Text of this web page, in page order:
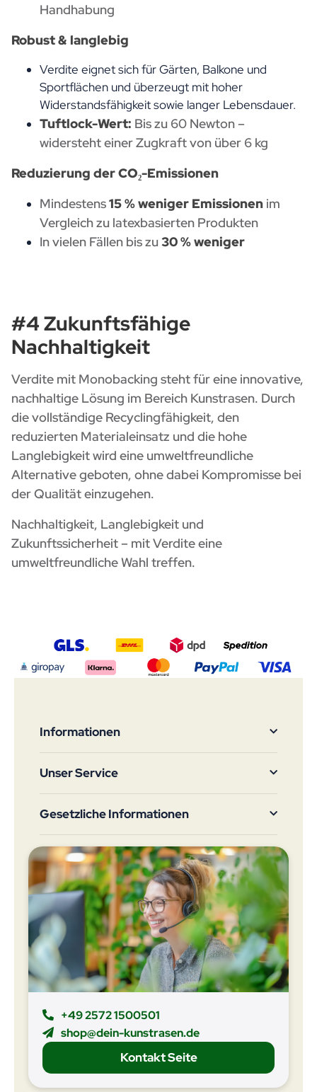
Handhabung
Robust & langlebig
Verdite eignet sich für Gärten, Balkone und
Sportflächen und überzeugt mit hoher
Widerstandsfähigkeit sowie langer Lebensdauer.
Tuftlock-Wert: Bis zu 60 Newton –
widersteht einer Zugkraft von über 6 kg
Reduzierung der CO₂-Emissionen
Mindestens15 % weniger Emissionen im
Vergleich zu latexbasierten Produkten
In vielen Fällen bis zu 30 % weniger
#4 Zukunftsfähige
Nachhaltigkeit
Verdite mit Monobacking steht für eine innovative,
nachhaltige Lösung im Bereich Kunstrasen. Durch
die vollständige Recyclingfähigkeit, den
reduzierten Materialeinsatz und die hohe
Langlebigkeit wird eine umweltfreundliche
Alternative geboten, ohne dabei Kompromisse bei
der Qualität einzugehen.
Nachhaltigkeit, Langlebigkeit und
Zukunftssicherheit – mit Verdite eine
umweltfreundliche Wahl treffen.
Informationen
Unser Service
Gesetzliche Informationen
+49 2572 1500501
shop@dein-kunstrasen.de
Kontakt Seite